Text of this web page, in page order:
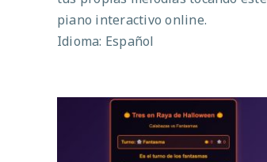
piano interactivo online.
Idioma: Español